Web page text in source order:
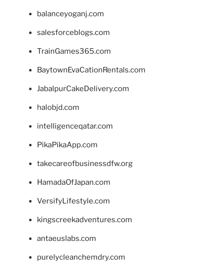
balanceyoganj.com
salesforceblogs.com
TrainGames365.com
BaytownEvaCationRentals.com
JabalpurCakeDelivery.com
halobjd.com
intelligenceqatar.com
PikaPikaApp.com
takecareofbusinessdfw.org
HamadaOfJapan.com
VersifyLifestyle.com
kingscreekadventures.com
antaeuslabs.com
purelycleanchemdry.com